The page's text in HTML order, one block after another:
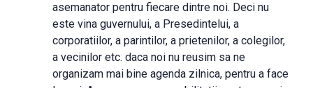
asemanator pentru fiecare dintre noi. Deci nu
este vina guvernului, a Presedintelui, a
corporatiilor, a parintilor, a prietenilor, a colegilor,
a vecinilor etc. daca noi nu reusim sa ne
organizam mai bine agenda zilnica, pentru a face